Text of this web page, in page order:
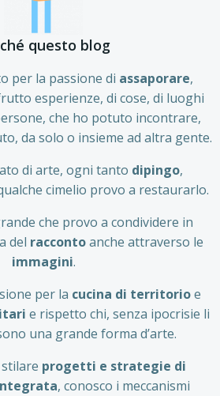
questo blog
per la passione di assaporare,
esperienze, di cose, di luoghi
che ho potuto incontrare,
da solo o insieme ad altra gente.
di arte, ogni tanto dipingo,
cimelio provo a restaurarlo.
che provo a condividere in
del raccontoanche attraverso le
immagini.
per la cucina di territorioe
e rispetto chi, senza ipocrisie li
una grande forma d’arte.
progetti e strategie di
, conosco i meccanismi